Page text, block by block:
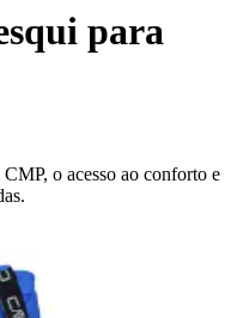
para
o acesso ao conforto e